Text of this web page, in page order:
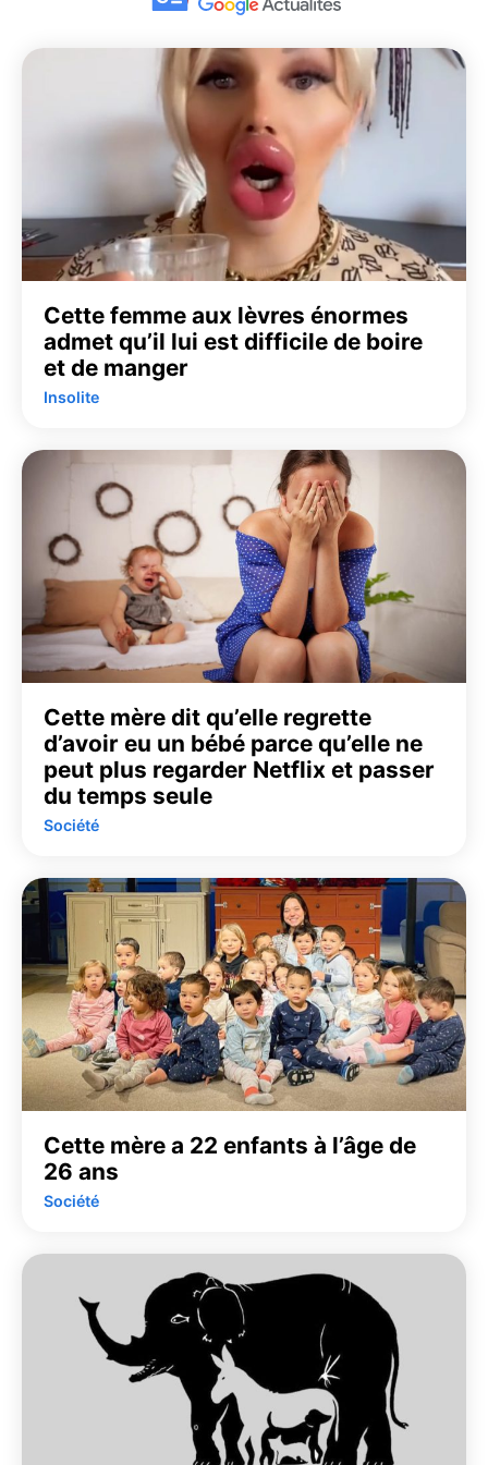
Cette femme aux lèvres énormes
admet qu’il lui est difficile de boire
et de manger
Insolite
Cette mère dit qu’elle regrette
d’avoir eu un bébé parce qu’elle ne
peut plus regarder Netflix et passer
du temps seule
Société
Cette mère a 22 enfants à l’âge de
26 ans
Société